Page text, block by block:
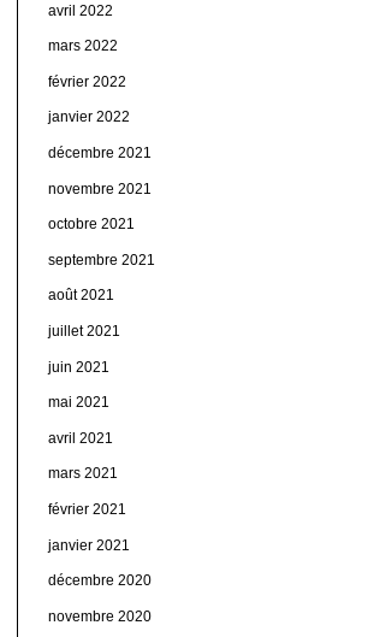
avril 2022
mars 2022
février 2022
janvier 2022
décembre 2021
novembre 2021
octobre 2021
septembre 2021
août 2021
juillet 2021
juin 2021
mai 2021
avril 2021
mars 2021
février 2021
janvier 2021
décembre 2020
novembre 2020